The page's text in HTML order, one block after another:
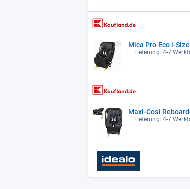
Mica Pro Eco i-
Lieferung: 4-7
Maxi-Cosi
Lieferung: 4-7